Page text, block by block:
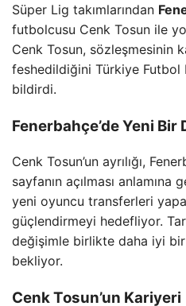
Süper Lig takımlarından
futbolcusu Cenk Tosun ile
Cenk Tosun, sözleşmesinin
feshedildiğini Türkiye Futbol
bildirdi.
Fenerbahçe’de Yeni Bir
Cenk Tosun’un ayrılığı,
sayfanın açılması anlamına
yeni oyuncu transferleri
güçlendirmeyi hedefliyor.
değişimle birlikte daha iyi
bekliyor.
Cenk Tosun’un Kariyeri